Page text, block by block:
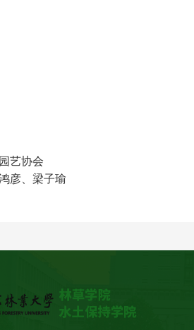
艺协会
彦、梁子瑜